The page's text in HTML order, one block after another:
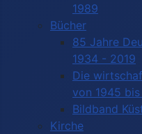
1989
Bücher
85 Jahre
1934 - 2019
Die
von 1945
Bildband
Kirche